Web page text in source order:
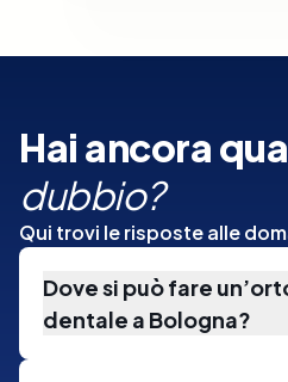
Hai ancora
dubbio?
Qui trovi le risposte alle
Dove si può fare
dentale a Bologna?